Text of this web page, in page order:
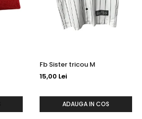
Fb Sister tricou M
15,00 Lei
ADAUGA IN COS